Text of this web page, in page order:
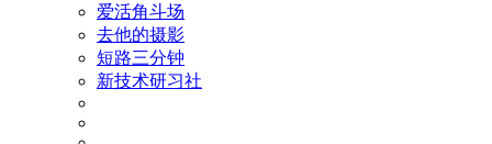
爱活角斗场
去他的摄影
短路三分钟
新技术研习社